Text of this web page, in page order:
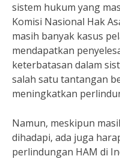
sistem hukum yang
Komisi Nasional Hak
masih banyak kasus
mendapatkan
keterbatasan dalam
salah satu tantangan
meningkatkan
Namun, meskipun
dihadapi, ada juga
perlindungan HAM di